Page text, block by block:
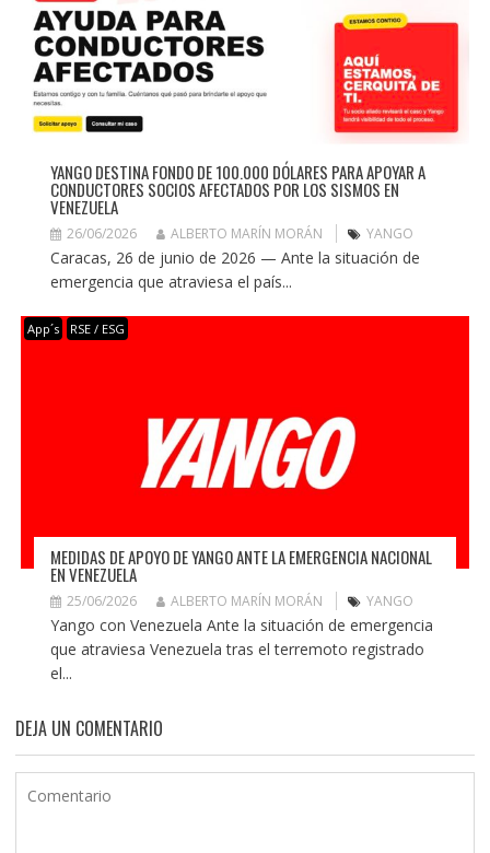
YANGO DESTINA FONDO DE 100.000 DÓLARES PARA APOYAR A
CONDUCTORES SOCIOS AFECTADOS POR LOS SISMOS EN
VENEZUELA
26/06/2026 ALBERTO MARÍN MORÁN YANGO
Caracas, 26 de junio de 2026 — Ante la situación de
emergencia que atraviesa el país...
App´s RSE / ESG
MEDIDAS DE APOYO DE YANGO ANTE LA EMERGENCIA NACIONAL
EN VENEZUELA
25/06/2026 ALBERTO MARÍN MORÁN YANGO
Yango con Venezuela Ante la situación de emergencia
que atraviesa Venezuela tras el terremoto registrado
el...
DEJA UN COMENTARIO